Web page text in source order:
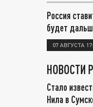
Россия
будет
07 АВГУСТА
НОВОСТИ
Стало
Нила в